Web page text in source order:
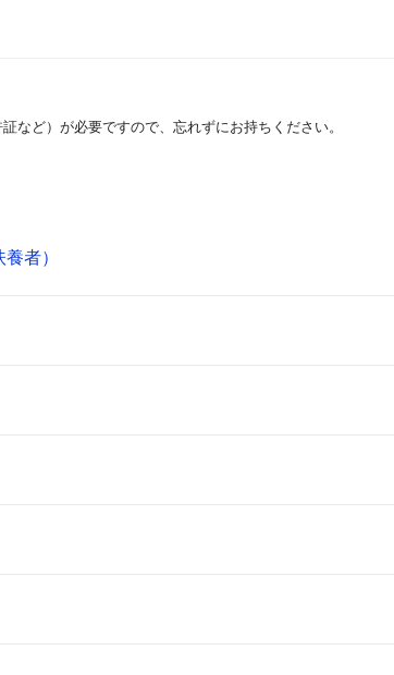
など）が必要ですので、忘れずにお持ちください。
者）